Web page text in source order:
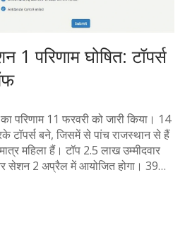
परिणाम घोषित: टॉपर्स
11 फरवरी को जारी किया। 14
टॉपर्स बने, जिसमें से पांच राजस्थान से हैं
महिला हैं। टॉप 2.5 लाख उम्मीदवार
सेशन 2 अप्रैल में आयोजित होगा। 39